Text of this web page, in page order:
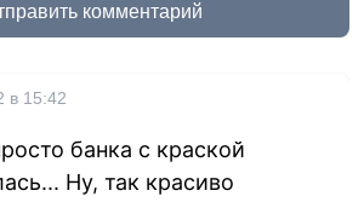
комментарий
в 15:42
банка с краской
Ну, так красиво